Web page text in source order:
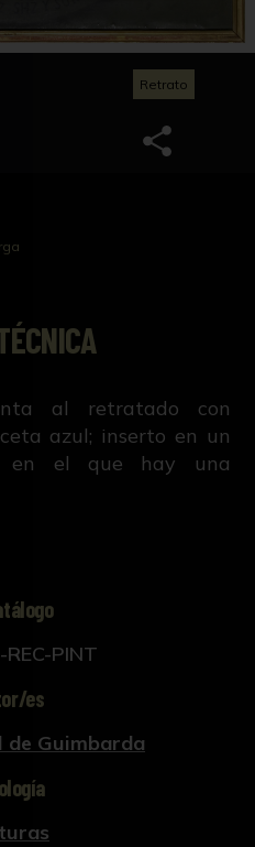
Retrato
al retratado con
azul; inserto en un
en el que hay una
PINT
es
de Guimbarda